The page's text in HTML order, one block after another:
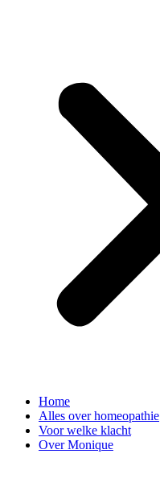
Home
Alles over homeopathie
Voor welke klacht
Over Monique